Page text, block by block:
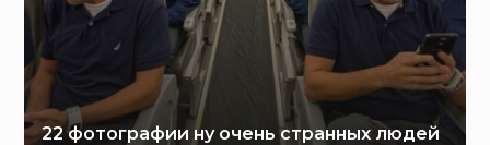
22 фотографии ну очень странных людей